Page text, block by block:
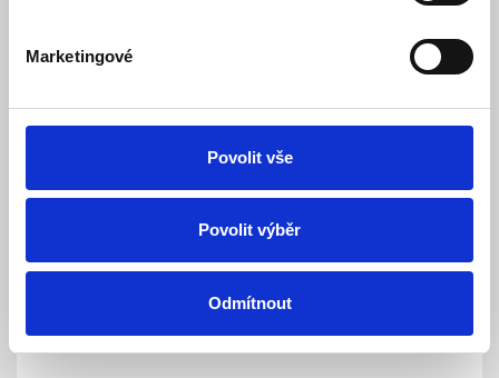
Marketingové
Povolit vše
Povolit výběr
Odmítnout
DS-PDCL12-EG2-WE AX PRO stropní PIR
detektor, detekce na 12 m, 360 °
Cena po přihlášení pro registrované zákazníky